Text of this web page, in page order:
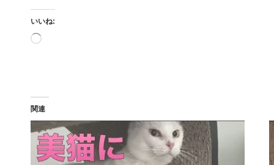
いいね:
読
関連